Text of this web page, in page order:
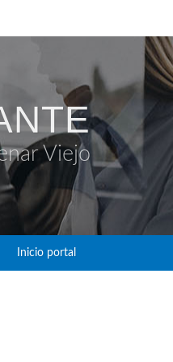
Viejo
Inicio portal